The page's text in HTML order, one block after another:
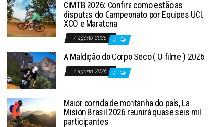
CiMTB 2026: Confira como estão as
disputas do Campeonato por Equipes UCI,
XCO e Maratona
7 agosto 2026 0
A Maldição do Corpo Seco ( O filme ) 2026
7 agosto 2026 0
Maior corrida de montanha do país, La
Misión Brasil 2026 reunirá quase seis mil
participantes